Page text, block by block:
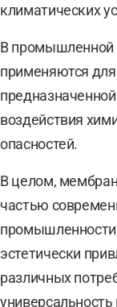
климатических
В промышленной
применяются
воздействия
опасностей.
В целом,
частью
эстетически
различных